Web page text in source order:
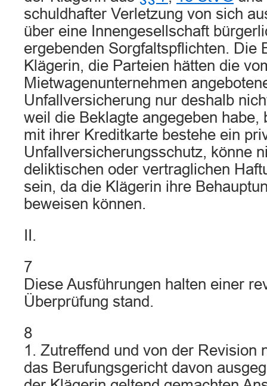
schuldhafter Verletzung von sich
über eine Innengesellschaft
ergebenden Sorgfaltspflichten. Die
Klägerin, die Parteien hätten die
Mietwagenunternehmen
Unfallversicherung nur deshalb
weil die Beklagte angegeben habe,
mit ihrer Kreditkarte bestehe ein
Unfallversicherungsschutz, könne
deliktischen oder vertraglichen
sein, da die Klägerin ihre
beweisen können.
II.
7
Diese Ausführungen halten einer
Überprüfung stand.
8
1. Zutreffend und von der Revision
das Berufungsgericht davon